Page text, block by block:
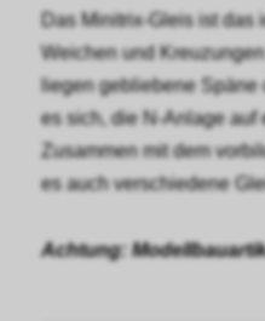
Das Minitrix-Gleis ist
Weichen und
liegen gebliebene Späne
es sich, die N-Anlage auf
Zusammen mit dem
es auch verschiedene
Achtung: